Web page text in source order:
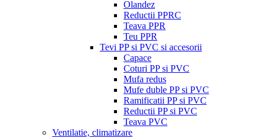
Olandez
Reductii PPRC
Teava PPR
Teu PPR
Tevi PP si PVC si accesorii
Capace
Coturi PP si PVC
Mufa redus
Mufe duble PP si PVC
Ramificatii PP si PVC
Reductii PP si PVC
Teava PVC
Ventilatie, climatizare